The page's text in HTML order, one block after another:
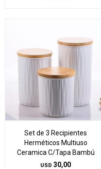
Set de 3 Recipientes
Herméticos Multiuso
Ceramica C/Tapa Bambú
USD 30,00